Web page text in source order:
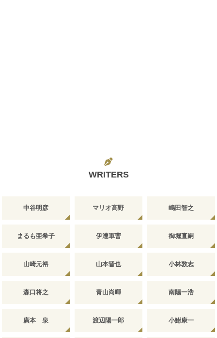
WRITERS
中谷明彦 マリオ高野 嶋田智之
まるも亜希子 伊達軍曹 御堀直嗣
山崎元裕 山本晋也 小林敦志
森口将之 青山尚暉 南陽一浩
廣本 泉 渡辺陽一郎 小鮒康一